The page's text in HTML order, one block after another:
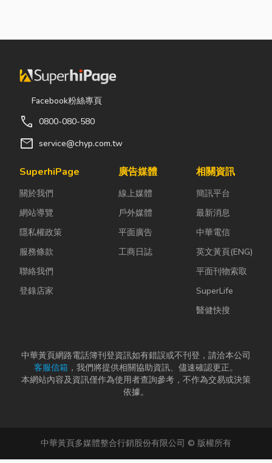
Facebook粉絲專頁
call 0800-080-580
mail service@chyp.com.tw
SuperhiPage
關於我們
網站導覽
隱私權政策
服務條款
聯絡我們
登錄店家
廣告媒體
線上媒體
戶外媒體
平面廣告
工商日誌
相關資訊
簡訊平台
最新消息
中華電信
英文黃頁(ENG)
平面刊物索取
SuperLife
醫健快搜
中華黃頁網路電話簿刊登資訊如有錯誤或不刊登，請洽本公司
客服信箱 ，我們將提供相關協助資訊、儘速確認更正。
本網站內容及資訊僅作為使用者查詢參考，不作為交易或決策
依據。
中華黃頁多媒體整合行銷股份有限公司 © 版權所有